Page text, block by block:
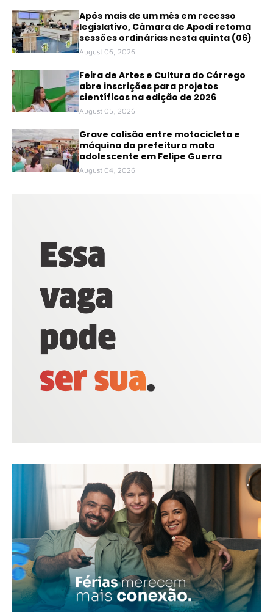
Após mais de um mês em recesso
legislativo, Câmara de Apodi retoma
sessões ordinárias nesta quinta (06)
August 06, 2026
Feira de Artes e Cultura do Córrego
abre inscrições para projetos
científicos na edição de 2026
August 05, 2026
Grave colisão entre motocicleta e
máquina da prefeitura mata
adolescente em Felipe Guerra
August 04, 2026